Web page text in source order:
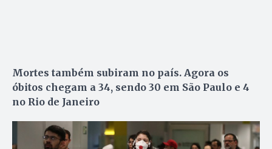
Mortes também subiram no país. Agora os
óbitos chegam a 34, sendo 30 em São Paulo e 4
no Rio de Janeiro